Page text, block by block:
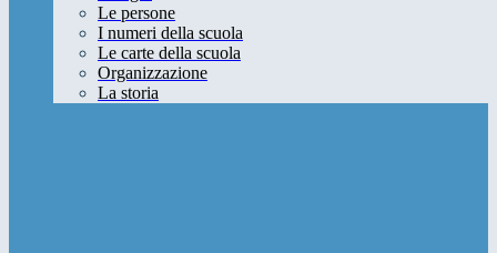
Le persone
I numeri della scuola
Le carte della scuola
Organizzazione
La storia